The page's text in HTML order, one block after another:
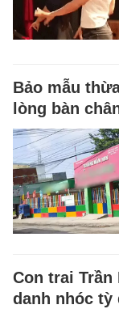
Bảo mẫu
lòng bàn
Con trai Trần
danh nhóc tỳ